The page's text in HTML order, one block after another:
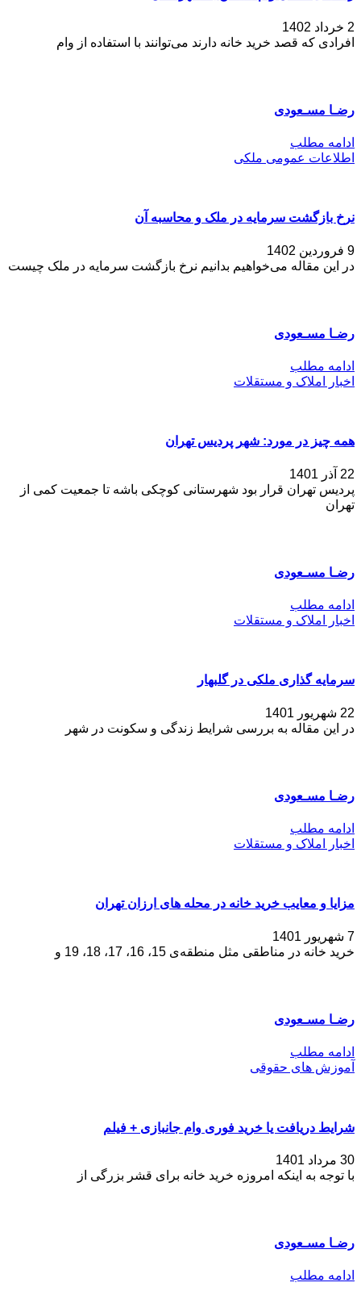
2 خرداد 1402
افرادی که قصد خرید خانه دارند می‌توانند با استفاده از وام
رضـا مسـعودی
ادامه مطلب
اطلاعات عمومی ملکی
نرخ بازگشت سرمایه در ملک و محاسبه آن
9 فروردین 1402
در این مقاله می‌خواهیم بدانیم نرخ بازگشت سرمایه در ملک چیست
رضـا مسـعودی
ادامه مطلب
اخبار املاک و مستقلات
همه چیز در مورد: شهر پردیس تهران
22 آذر 1401
پردیس تهران قرار بود شهرستانی کوچکی باشه تا جمعیت کمی از
تهران
رضـا مسـعودی
ادامه مطلب
اخبار املاک و مستقلات
سرمایه گذاری ملکی در گلبهار
22 شهریور 1401
در این مقاله به بررسی شرایط زندگی و سکونت در شهر
رضـا مسـعودی
ادامه مطلب
اخبار املاک و مستقلات
مزایا و معایب خرید خانه در محله های ارزان تهران
7 شهریور 1401
خرید خانه در مناطقی مثل منطقه‌ی 15، 16، 17، 18، 19 و
رضـا مسـعودی
ادامه مطلب
آموزش های حقوقی
شرایط دریافت یا خرید فوری وام جانبازی + فیلم
30 مرداد 1401
با توجه به اینکه امروزه خرید خانه برای قشر بزرگی از
رضـا مسـعودی
ادامه مطلب